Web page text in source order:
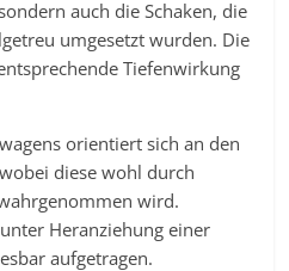
auch die Schaken, die
umgesetzt wurden. Die
Tiefenwirkung
orientiert sich an den
diese wohl durch
wird.
Heranziehung einer
aufgetragen.